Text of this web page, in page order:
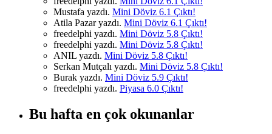
Mustafa yazdı. Mini Döviz 6.1 Çıktı!
Atila Pazar yazdı. Mini Döviz 6.1 Çıktı!
freedelphi yazdı. Mini Döviz 5.8 Çıktı!
freedelphi yazdı. Mini Döviz 5.8 Çıktı!
ANIL yazdı. Mini Döviz 5.8 Çıktı!
Serkan Mutçalı yazdı. Mini Döviz 5.8 Çıktı!
Burak yazdı. Mini Döviz 5.9 Çıktı!
freedelphi yazdı. Piyasa 6.0 Çıktı!
Bu hafta en çok okunanlar